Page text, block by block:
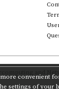
convenient
settings of your
and